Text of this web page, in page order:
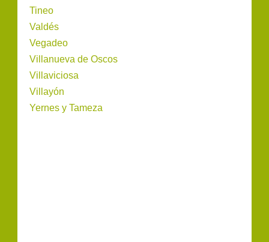
Tineo
Valdés
Vegadeo
Villanueva de Oscos
Villaviciosa
Villayón
Yernes y Tameza